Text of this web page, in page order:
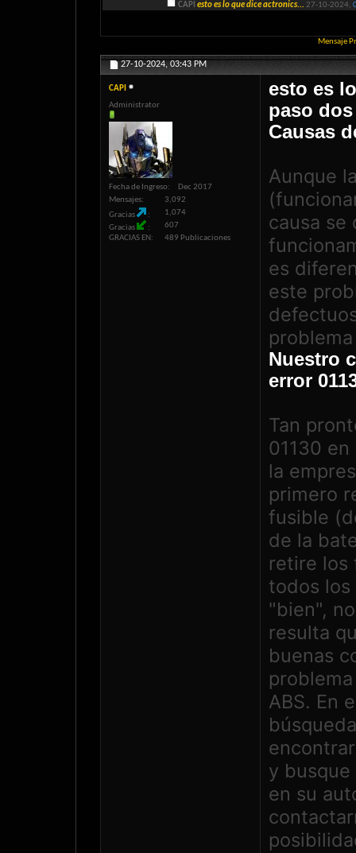
CAPI esto es lo que dice actronics... 27-10-2024,
Mensaje
27-10-2024, 03:43 PM
CAPI
Administrator
Fecha de Ingreso
Dec 2017
Mensajes
3,092
Gracias
1,074
Gracias
607
GRACIAS EN
489 Publicaciones
esto es
paso
Causas
Aunque
causa se
es
este
Nuestro
error
Tan
01130
la
primero
fusible
de la
retire los
todos
"bien",
resulta
buenas
ABS. En
y busque
en su